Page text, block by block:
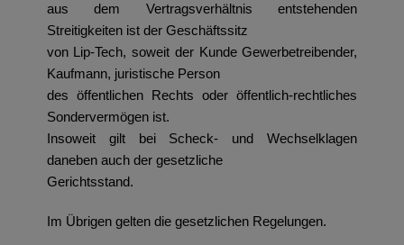
aus dem Vertragsverhältnis entstehenden
Streitigkeiten ist der Geschäftssitz
von Lip-Tech, soweit der Kunde Gewerbetreibender,
Kaufmann, juristische Person
des öffentlichen Rechts oder öffentlich-rechtliches
Sondervermögen ist.
Insoweit gilt bei Scheck- und Wechselklagen
daneben auch der gesetzliche
Gerichtsstand.
Im Übrigen gelten die gesetzlichen Regelungen.